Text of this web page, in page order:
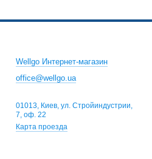
Wellgo Интернет-магазин
office@wellgo.ua
01013, Киев, ул. Стройиндустрии,
7, оф. 22
Карта проезда